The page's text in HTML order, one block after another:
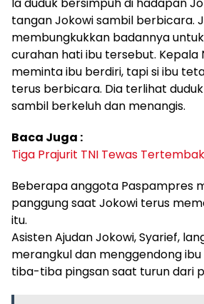
Ia duduk bersimpuh di hadapan
tangan Jokowi sambil berbicara.
membungkukkan badannya
curahan hati ibu tersebut. Kepala
meminta ibu berdiri, tapi si ibu
terus berbicara. Dia terlihat
sambil berkeluh dan menangis.
Baca Juga :
Tiga Prajurit TNI Tewas
Beberapa anggota Paspampres
panggung saat Jokowi terus
itu.
Asisten Ajudan Jokowi, Syarief,
merangkul dan menggendong
tiba-tiba pingsan saat turun dari